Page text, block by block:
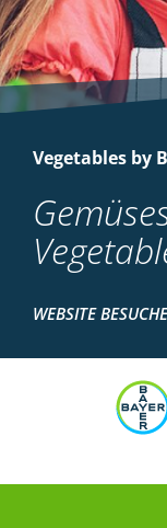
Vegetables by
WEBSITE